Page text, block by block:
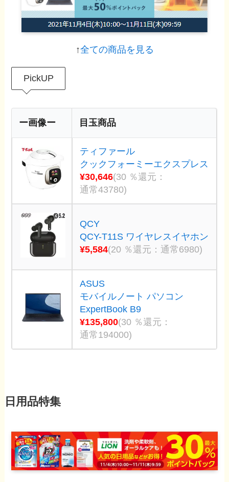
↑全ての商品を見る
PickUP
ー画像ー 目玉商品
ティファール
クックフォーミーエクスプレス
¥30,646(30 ％還元：
通常43780)
QCY
QCY-T11S ワイヤレスイヤホン
¥5,584(20 ％還元：通常6980)
ASUS
モバイルノート パソコン
ExpertBook B9
¥135,800(30 ％還元：
通常194000)
日用品特集